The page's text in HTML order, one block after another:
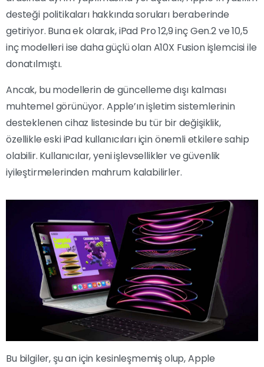
desteği politikaları hakkında soruları beraberinde
getiriyor. Buna ek olarak, iPad Pro 12,9 inç Gen.2 ve 10,5
inç modelleri ise daha güçlü olan A10X Fusion işlemcisi ile
donatılmıştı.
Ancak, bu modellerin de güncelleme dışı kalması
muhtemel görünüyor. Apple’ın işletim sistemlerinin
desteklenen cihaz listesinde bu tür bir değişiklik,
özellikle eski iPad kullanıcıları için önemli etkilere sahip
olabilir. Kullanıcılar, yeni işlevsellikler ve güvenlik
iyileştirmelerinden mahrum kalabilirler.
Bu bilgiler, şu an için kesinleşmemiş olup, Apple